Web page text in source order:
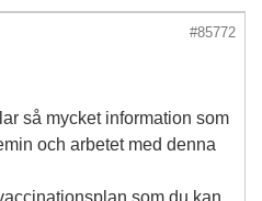
#85772
så mycket information som
och arbetet med denna